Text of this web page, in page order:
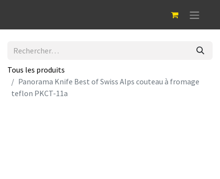
Tous les produits
Panorama Knife Best of Swiss Alps couteau à fromage
teflon PKCT-11a